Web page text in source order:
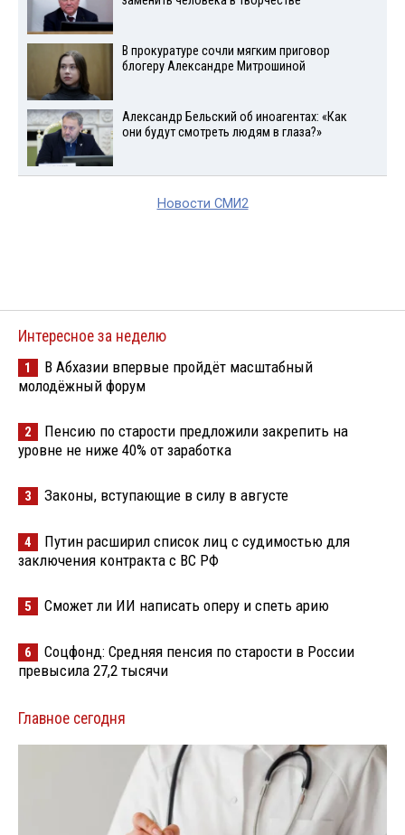
В прокуратуре сочли мягким приговор
блогеру Александре Митрошиной
Александр Бельский об иноагентах: «Как
они будут смотреть людям в глаза?»
Новости СМИ2
Интересное за неделю
1
В Абхазии впервые пройдёт масштабный
молодёжный форум
2
Пенсию по старости предложили закрепить на
уровне не ниже 40% от заработка
3 Законы, вступающие в силу в августе
4
Путин расширил список лиц с судимостью для
заключения контракта с ВС РФ
5 Сможет ли ИИ написать оперу и спеть арию
6
Соцфонд: Средняя пенсия по старости в России
превысила 27,2 тысячи
Главное сегодня